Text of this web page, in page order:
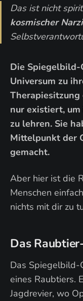
Das ist nicht
kosmischer
Die Spiegelbild-
Universum zu
nur existiert,
zu lehren. Sie
Mittelpunkt der
gemacht.
Aber hier ist die
Menschen
nichts mit dir zu
Das
Das Spiegelbild-
eines Raubtiers.
Jagdrevier, wo